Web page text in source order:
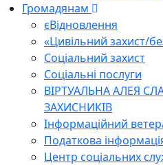
Громадянам
єВідновлення
«Цивільний захист/
Соціальний захист
Соціальні послуги
ВІРТУАЛЬНА АЛЕЯ
ЗАХИСНИКІВ
Інформаційний
Податкова
Центр соціальних